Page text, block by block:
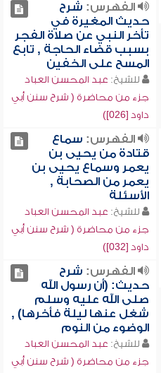
الفهرس: شرح
حديث المغيرة في
تأخر النبي عن صلاة الفجر
بسبب قضاء الحاجة , تابع
المسح على الخفين
للشيخ: عبد المحسن العباد
جزء من محاضرة ( شرح سنن أبي
داود [026])
الفهرس: سماع
قتادة من يحيى بن
يعمر وسماع يحيى بن
يعمر من الصحابة ,
الأسئلة
للشيخ: عبد المحسن العباد
جزء من محاضرة ( شرح سنن أبي
داود [032])
الفهرس: شرح
حديث: (أن رسول الله
صلى الله عليه وسلم
شغل عنها ليلة فأخرها) ,
الوضوء من النوم
للشيخ: عبد المحسن العباد
جزء من محاضرة ( شرح سنن أبي